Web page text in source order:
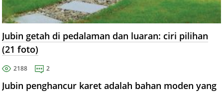
Jubin getah di pedalaman dan luaran: ciri pilihan
(21 foto)
2188 2
Jubin penghancur karet adalah bahan moden yang